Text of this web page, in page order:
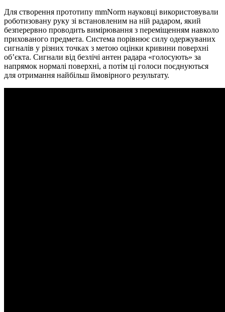
Для створення прототипу mmNorm науковці використовували
роботизовану руку зі встановленим на ній радаром, який
безперервно проводить вимірювання з переміщенням навколо
прихованого предмета. Система порівнює силу одержуваних
сигналів у різних точках з метою оцінки кривини поверхні
об’єкта. Сигнали від безлічі антен радара «голосують» за
напрямок нормалі поверхні, а потім ці голоси поєднуються
для отримання найбільш ймовірного результату.